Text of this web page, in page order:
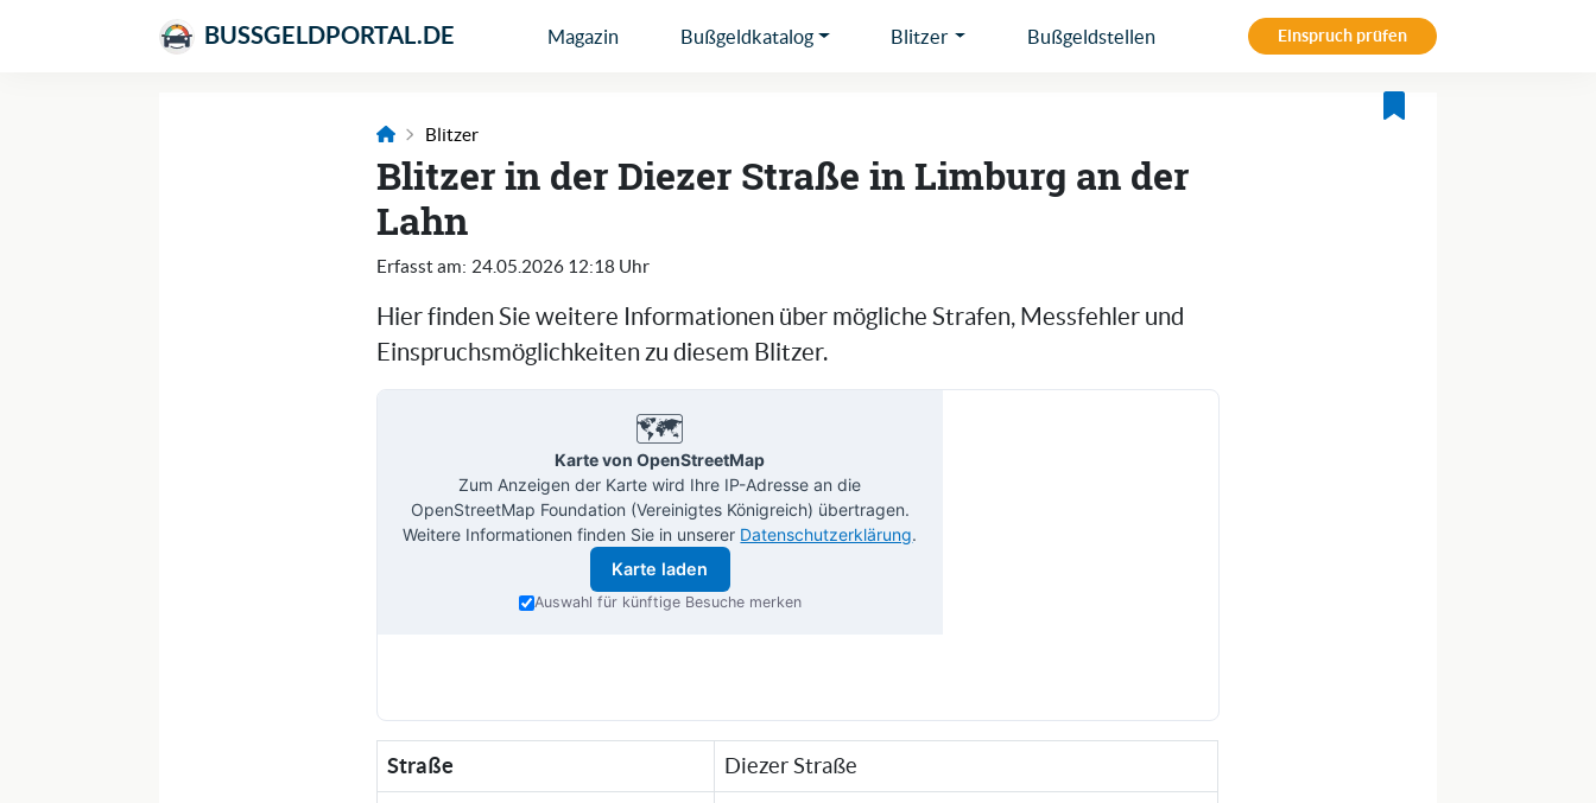
BUSSGELDPORTAL.DE Magazin Bußgeldkatalog Blitzer Bußgeldstellen Einspruch prüfen
Blitzer
Blitzer in der Diezer Straße in Limburg an der
Lahn
Erfasst am: 24.05.2026 12:18 Uhr
Hier finden Sie weitere Informationen über mögliche Strafen, Messfehler und
Einspruchsmöglichkeiten zu diesem Blitzer.
🗺️
Karte von OpenStreetMap
Zum Anzeigen der Karte wird Ihre IP-Adresse an die
OpenStreetMap Foundation (Vereinigtes Königreich) übertragen.
Weitere Informationen finden Sie in unserer Datenschutzerklärung.
Karte laden
Auswahl für künftige Besuche merken
Straße Diezer Straße